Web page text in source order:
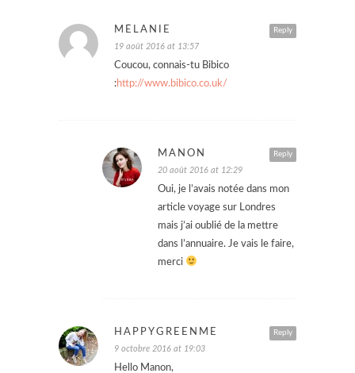
Reply
MÉLANIE
19 août 2016 at 13:57
Coucou, connais-tu Bibico
:http://www.bibico.co.uk/
Reply
MANON
20 août 2016 at 12:29
Oui, je l’avais notée dans mon
article voyage sur Londres
mais j’ai oublié de la mettre
dans l’annuaire. Je vais le faire,
merci
Reply
HAPPYGREENME
9 octobre 2016 at 19:03
Hello Manon,